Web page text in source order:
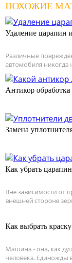
ПОХОЖИЕ
Удаление царапин
Различные
автомобиля никогда
Антикор
Замена
Как убрать
Вне зависимости от
внешней стороне
Как выбрать
Машина - она, как
человека. Единожды